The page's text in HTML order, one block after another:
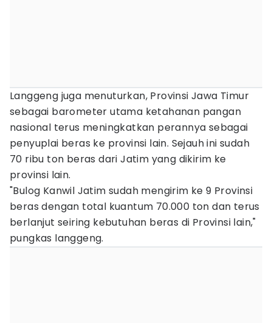
Langgeng juga menuturkan, Provinsi Jawa Timur
sebagai barometer utama ketahanan pangan
nasional terus meningkatkan perannya sebagai
penyuplai beras ke provinsi lain. Sejauh ini sudah
70 ribu ton beras dari Jatim yang dikirim ke
provinsi lain.
"Bulog Kanwil Jatim sudah mengirim ke 9 Provinsi
beras dengan total kuantum 70.000 ton dan terus
berlanjut seiring kebutuhan beras di Provinsi lain,"
pungkas langgeng.